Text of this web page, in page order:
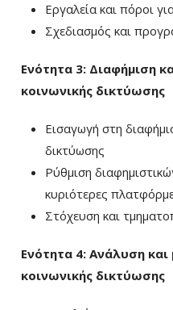
Εργαλεία και πόροι
Σχεδιασμός και
Ενότητα 3: Διαφήμιση
κοινωνικής δικτύωσης
Εισαγωγή στη
δικτύωσης
Ρύθμιση
κυριότερες
Στόχευση και
Ενότητα 4: Ανάλυση
κοινωνικής δικτύωσης